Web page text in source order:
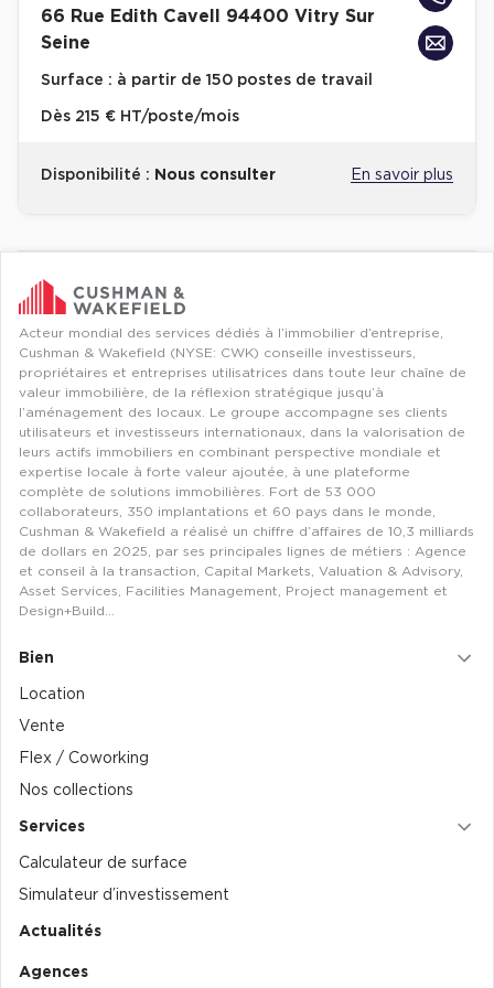
Achat de Bureaux à Rennes
Bureaux certifiés - Environnement
Location bureaux Bellecour - Cordeliers (Lyon)
Location d'Entrepôts / Activités
Location d'Entrepôts / Activités à Saint-Priest
Location d'Entrepôts / Activités à Massy
Location d'Entrepôts / Activités à Rennes
Location d'Entrepôts / Activités à Besançon
Achat d'Entrepôts / Activités à Aubagne
Achat d'Entrepôts / Activités à Toulouse
Achat d'Entrepôts / Activités à Dijon
Collections d'Entrepôts / Activités
chargement
66 Rue Edith Cavell 94400 Vitry Sur
Seine
Surface : à partir de 150 postes de travail
Dès 215 € HT/poste/mois
Disponibilité : Nous consulter En savoir plus
Revenir à l'accueil -
Acteur mondial des services dédiés à l’immobilier d’entreprise,
Cushman & Wakefield (NYSE: CWK) conseille investisseurs,
propriétaires et entreprises utilisatrices dans toute leur chaîne de
valeur immobilière, de la réflexion stratégique jusqu’à
l’aménagement des locaux. Le groupe accompagne ses clients
utilisateurs et investisseurs internationaux, dans la valorisation de
leurs actifs immobiliers en combinant perspective mondiale et
expertise locale à forte valeur ajoutée, à une plateforme
complète de solutions immobilières. Fort de 53 000
collaborateurs, 350 implantations et 60 pays dans le monde,
Cushman & Wakefield a réalisé un chiffre d’affaires de 10,3 milliards
de dollars en 2025, par ses principales lignes de métiers : Agence
et conseil à la transaction, Capital Markets, Valuation & Advisory,
Asset Services, Facilities Management, Project management et
Design+Build…
Bien
Location
Vente
Flex / Coworking
Nos collections
Services
Calculateur de surface
Simulateur d’investissement
Actualités
Agences